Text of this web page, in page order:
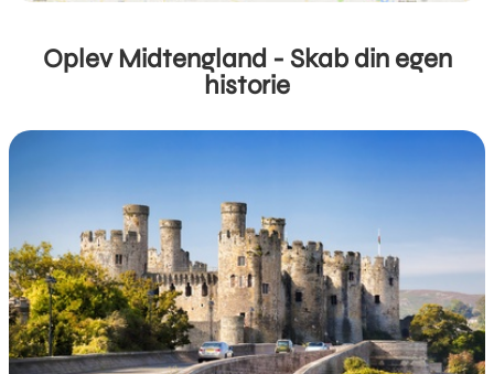
Oplev Midtengland - Skab din egen
historie